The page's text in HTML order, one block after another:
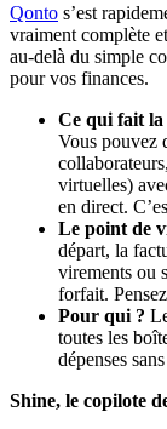
Qonto s’est
vraiment complète
au-delà du simple
pour vos finances.
Ce qui fait
Vous pouvez
virtuelles)
en direct.
Le point de
départ, la
virements ou
forfait.
Pour qui ?
toutes les
dépenses
Shine, le copilote